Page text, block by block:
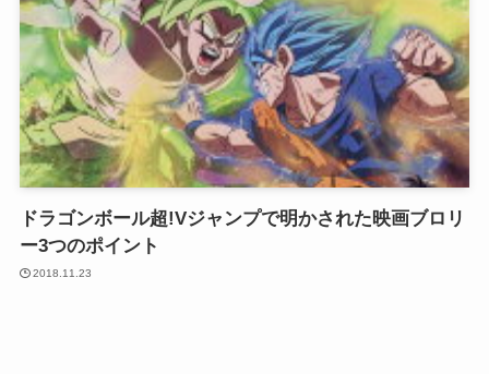
ドラゴンボール超!Vジャンプで明かされた映画ブロリ
ー3つのポイント
2018.11.23